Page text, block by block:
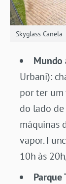
Skyglass Canela
Mundo
Urbani):
por ter um
do lado
máquinas
vapor.
10h às
Parque